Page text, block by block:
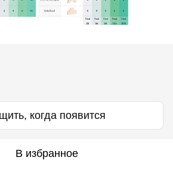
когда появится
В избранное